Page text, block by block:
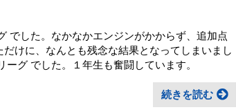
でした。なかなかエンジンがかからず、追加点
けに、なんとも残念な結果となってしまいまし
グ でした。１年生も奮闘しています。
続きを読む